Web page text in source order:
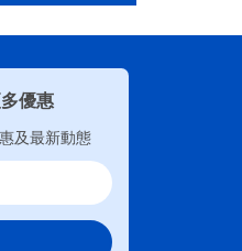
優惠
及最新動態